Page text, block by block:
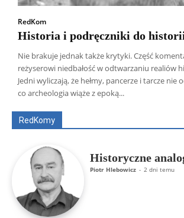
RedKom
Historia i podręczniki do
Nie brakuje jednak także krytyki. Część
reżyserowi niedbałość w odtwarzaniu realiów
Jedni wyliczają, że hełmy, pancerze i tarcze nie
co archeologia wiąże z epoką...
RedKomy
Wszyscy Aleksander Borowik
Artur Płokszto
ks. Jarosław Wąsowicz SDB
Historyczne
Piotr Hlebowicz - 2 dni temu